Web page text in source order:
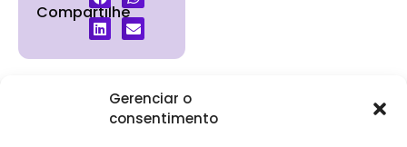
Gerenciar o
consentimento
Compartilhe
InstitucionalClientes